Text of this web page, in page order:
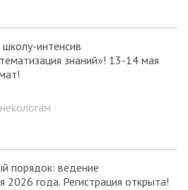
интенсив
знаний»! 13-14 мая
порядок: ведение
2026 года. Регистрация открыта!